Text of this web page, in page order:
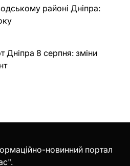
районі Дніпра:
Дніпра 8 серпня: зміни
новинний портал